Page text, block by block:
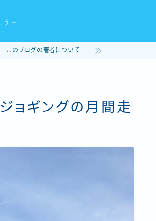
う～
このブログの著者について
ョギングの月間走